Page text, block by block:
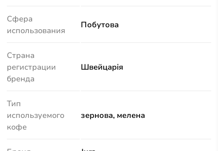
Сфера
использования
Побутова
Страна
регистрации
бренда
Швейцарія
Тип
используемого
кофе
зернова, мелена